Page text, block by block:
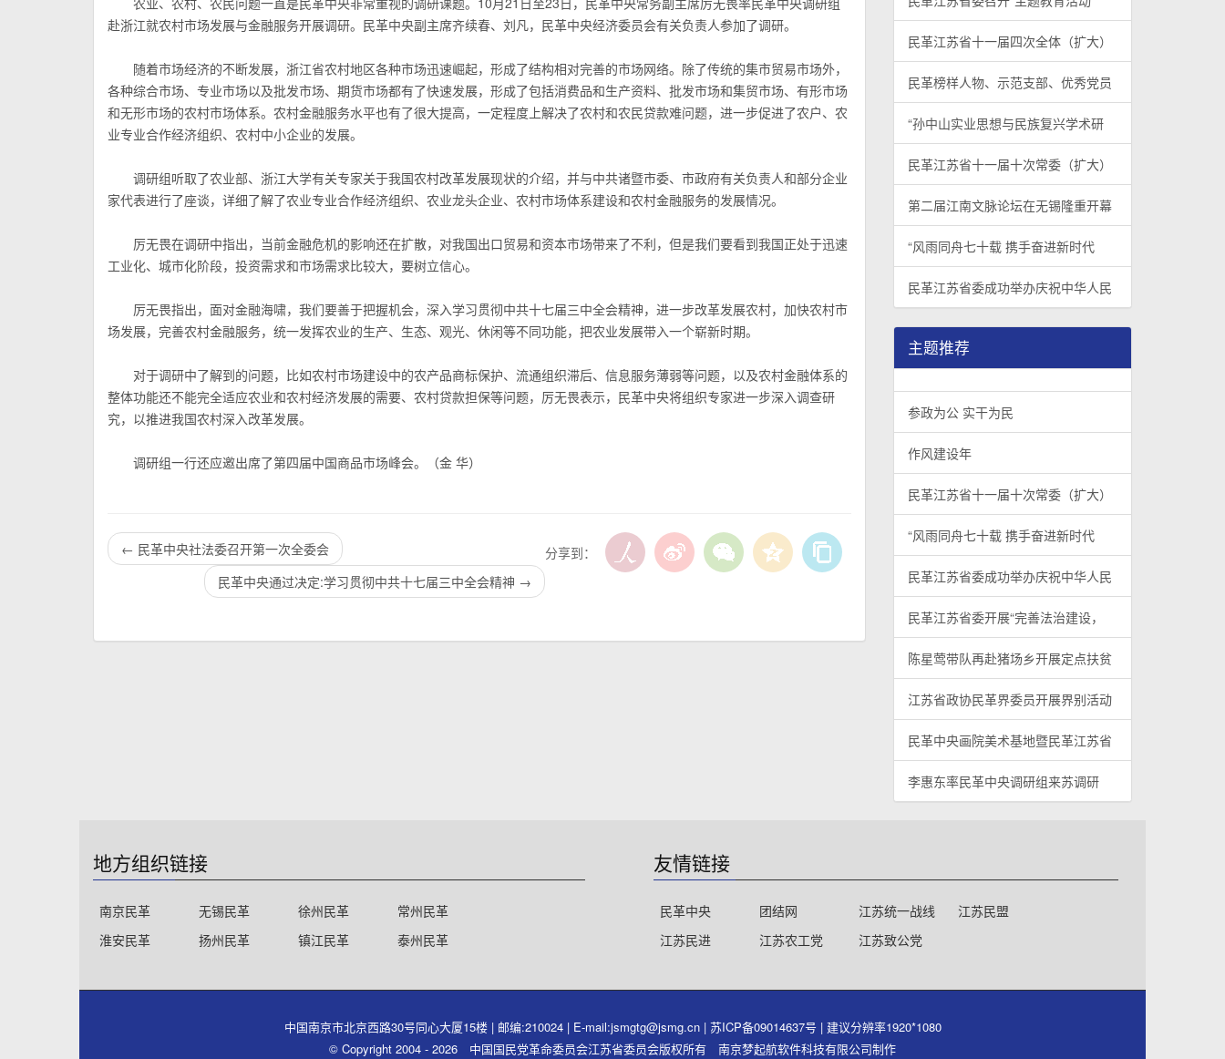
赴浙江就农村市场发展与金融服务开展调研。民革中央副主席齐续春、刘凡，民革中央经济委员会有关负责人参加了调研。
随着市场经济的不断发展，浙江省农村地区各种市场迅速崛起，形成了结构相对完善的市场网络。除了传统的集市贸易市场外，
各种综合市场、专业市场以及批发市场、期货市场都有了快速发展，形成了包括消费品和生产资料、批发市场和集贸市场、有形市场
和无形市场的农村市场体系。农村金融服务水平也有了很大提高，一定程度上解决了农村和农民贷款难问题，进一步促进了农户、农
业专业合作经济组织、农村中小企业的发展。
调研组听取了农业部、浙江大学有关专家关于我国农村改革发展现状的介绍，并与中共诸暨市委、市政府有关负责人和部分企业
家代表进行了座谈，详细了解了农业专业合作经济组织、农业龙头企业、农村市场体系建设和农村金融服务的发展情况。
厉无畏在调研中指出，当前金融危机的影响还在扩散，对我国出口贸易和资本市场带来了不利，但是我们要看到我国正处于迅速
工业化、城市化阶段，投资需求和市场需求比较大，要树立信心。
厉无畏指出，面对金融海啸，我们要善于把握机会，深入学习贯彻中共十七届三中全会精神，进一步改革发展农村，加快农村市
场发展，完善农村金融服务，统一发挥农业的生产、生态、观光、休闲等不同功能，把农业发展带入一个崭新时期。
对于调研中了解到的问题，比如农村市场建设中的农产品商标保护、流通组织滞后、信息服务薄弱等问题，以及农村金融体系的
整体功能还不能完全适应农业和农村经济发展的需要、农村贷款担保等问题，厉无畏表示，民革中央将组织专家进一步深入调查研
究，以推进我国农村深入改革发展。
调研组一行还应邀出席了第四届中国商品市场峰会。（金 华）
分享到：
← 民革中央社法委召开第一次全委会
民革中央通过决定:学习贯彻中共十七届三中全会精神 →
民革江苏省十一届四次全体（扩大）
民革榜样人物、示范支部、优秀党员
“孙中山实业思想与民族复兴学术研
民革江苏省十一届十次常委（扩大）
第二届江南文脉论坛在无锡隆重开幕
“风雨同舟七十载 携手奋进新时代
民革江苏省委成功举办庆祝中华人民
主题推荐
参政为公 实干为民
作风建设年
民革江苏省十一届十次常委（扩大）
“风雨同舟七十载 携手奋进新时代
民革江苏省委成功举办庆祝中华人民
民革江苏省委开展“完善法治建设，
陈星莺带队再赴猪场乡开展定点扶贫
江苏省政协民革界委员开展界别活动
民革中央画院美术基地暨民革江苏省
李惠东率民革中央调研组来苏调研
地方组织链接
南京民革 无锡民革 徐州民革
常州民革
淮安民革
扬州民革 镇江民革 泰州民革
友情链接
民革中央 团结网 江苏统一战线
江苏民盟
江苏民进
江苏农工党 江苏致公党
中国南京市北京西路30号同心大厦15楼 | 邮编:210024 | E-mail:jsmgtg@jsmg.cn | 苏ICP备09014637号 | 建议分辨率1920*1080
© Copyright 2004 - 2026 中国国民党革命委员会江苏省委员会版权所有 南京梦起航软件科技有限公司制作